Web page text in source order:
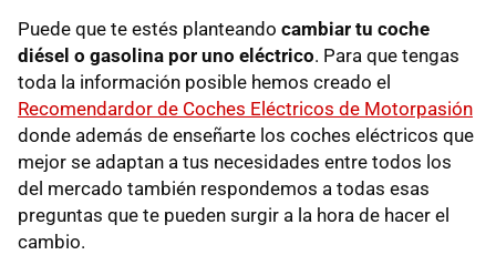
Puede que te estés planteando cambiar tu coche
diésel o gasolina por uno eléctrico. Para que tengas
toda la información posible hemos creado el
Recomendardor de Coches Eléctricos de Motorpasión
donde además de enseñarte los coches eléctricos que
mejor se adaptan a tus necesidades entre todos los
del mercado también respondemos a todas esas
preguntas que te pueden surgir a la hora de hacer el
cambio.